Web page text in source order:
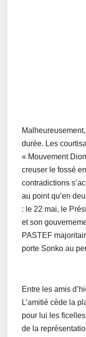
durée. Les
« Mouvement
creuser le fossé
contradictions
au point qu’en
: le 22 mai, le
et son
PASTEF
porte Sonko au
Entre les amis
L’amitié cède la
pour lui les
de la